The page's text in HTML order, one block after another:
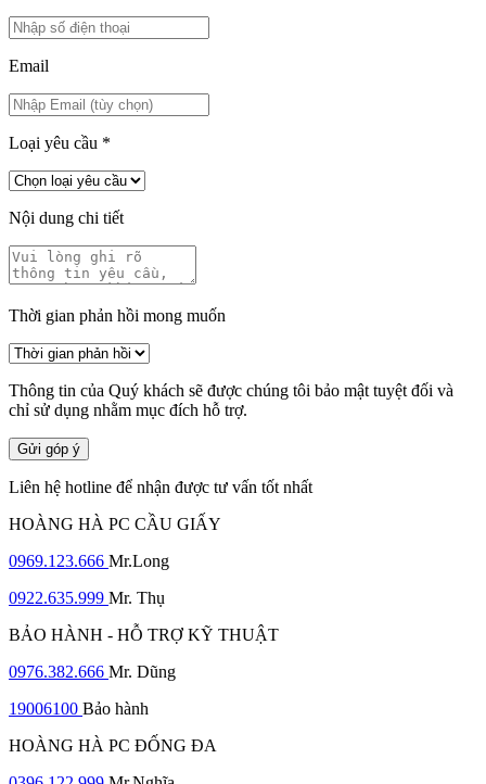
Email
Loại yêu cầu *
Nội dung chi tiết
Thời gian phản hồi mong muốn
Thông tin của Quý khách sẽ được chúng tôi bảo mật tuyệt đối và
chỉ sử dụng nhằm mục đích hỗ trợ.
Gửi góp ý
Liên hệ hotline để nhận được tư vấn tốt nhất
HOÀNG HÀ PC CẦU GIẤY
0969.123.666 Mr.Long
0922.635.999 Mr. Thụ
BẢO HÀNH - HỖ TRỢ KỸ THUẬT
0976.382.666 Mr. Dũng
19006100 Bảo hành
HOÀNG HÀ PC ĐỐNG ĐA